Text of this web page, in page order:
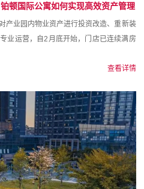
顿国际公寓如何实现高效资产管理
产业园内物业资产进行投资改造、重新装
业运营，自2月底开始，门店已连续满房
查看详情